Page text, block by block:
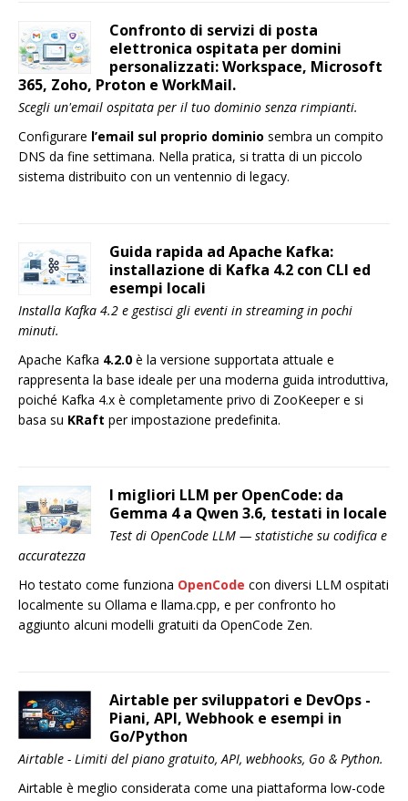
Confronto di servizi di posta
elettronica ospitata per domini
personalizzati: Workspace, Microsoft
365, Zoho, Proton e WorkMail.
Scegli un'email ospitata per il tuo dominio senza rimpianti.
Configurare l’email sul proprio dominio sembra un compito
DNS da fine settimana. Nella pratica, si tratta di un piccolo
sistema distribuito con un ventennio di legacy.
Guida rapida ad Apache Kafka:
installazione di Kafka 4.2 con CLI ed
esempi locali
Installa Kafka 4.2 e gestisci gli eventi in streaming in pochi
minuti.
Apache Kafka 4.2.0 è la versione supportata attuale e
rappresenta la base ideale per una moderna guida introduttiva,
poiché Kafka 4.x è completamente privo di ZooKeeper e si
basa su KRaft per impostazione predefinita.
I migliori LLM per OpenCode: da
Gemma 4 a Qwen 3.6, testati in locale
Test di OpenCode LLM — statistiche su codifica e
accuratezza
Ho testato come funziona OpenCode con diversi LLM ospitati
localmente su Ollama e llama.cpp, e per confronto ho
aggiunto alcuni modelli gratuiti da OpenCode Zen.
Airtable per sviluppatori e DevOps -
Piani, API, Webhook e esempi in
Go/Python
Airtable - Limiti del piano gratuito, API, webhooks, Go & Python.
Airtable è meglio considerata come una piattaforma low-code